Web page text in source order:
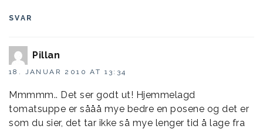
SVAR
Pillan
18. JANUAR 2010 AT 13:34
Mmmmm.. Det ser godt ut! Hjemmelagd
tomatsuppe er sååå mye bedre en posene og det er
som du sier, det tar ikke så mye lenger tid å lage fra